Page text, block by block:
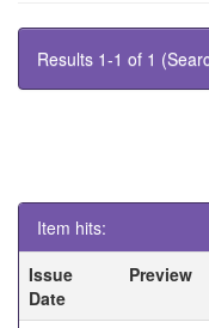
Results 1-1 of 1
Item hits:
Issue
Date
Preview